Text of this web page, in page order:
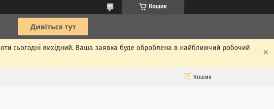
Кошик
сьогодні вихідний. Ваша заявка буде оброблена в найближчий робочий
Кошик